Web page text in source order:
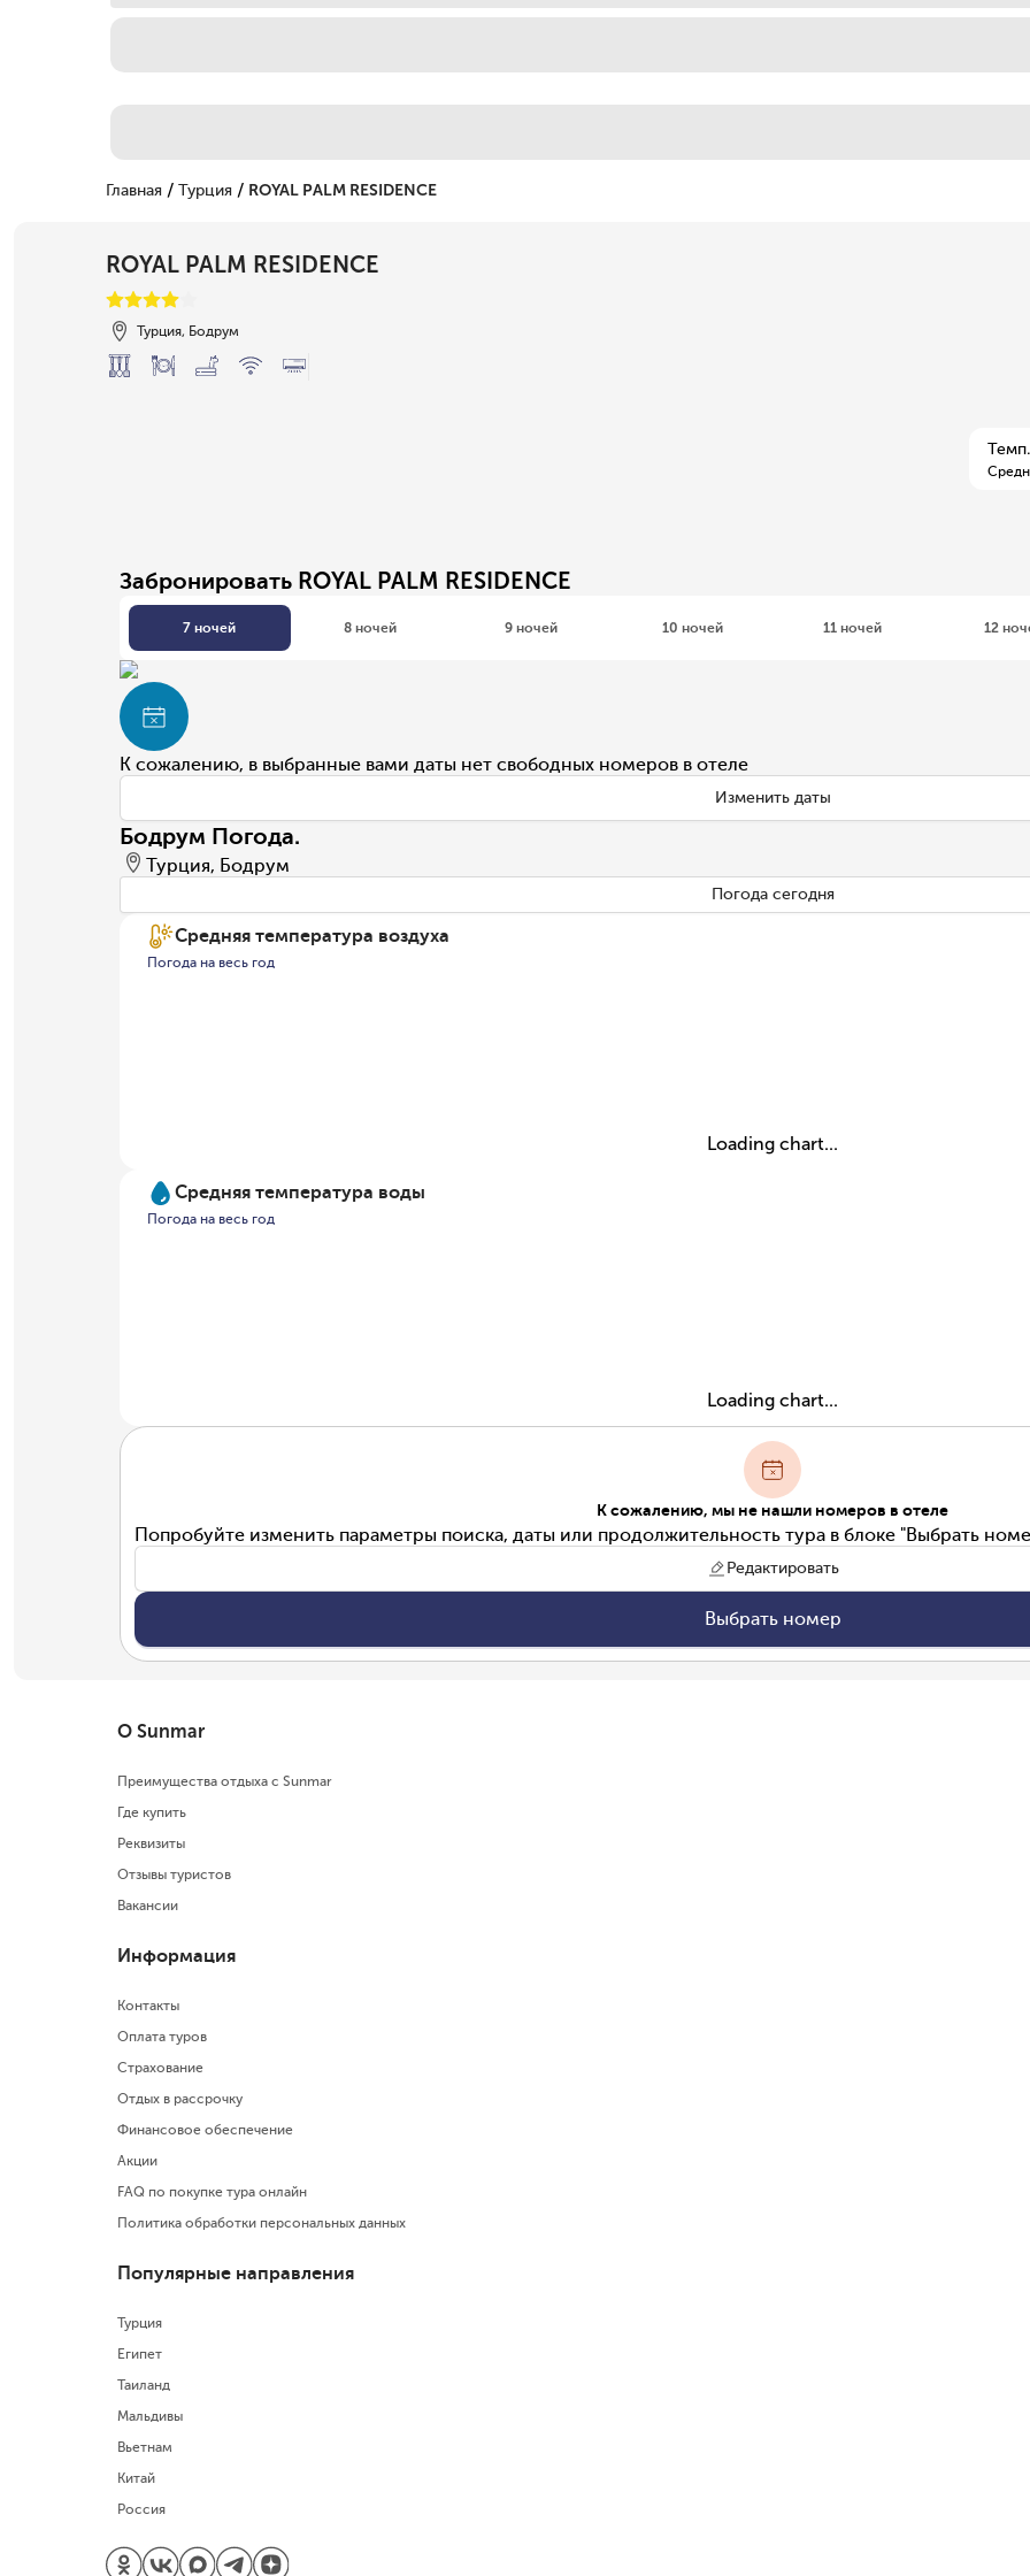
Главная / Турция / ROYAL PALM RESIDENCE
ROYAL PALM RESIDENCE
Турция, Бодрум
Забронировать ROYAL PALM RESIDENCE
7 ночей 8 ночей 9 ночей 10 ночей 11 ночей 12
К сожалению, в выбранные вами даты нет свободных номеров в отеле
Изменить даты
Бодрум Погода.
Турция, Бодрум
Погода сегодня
Средняя температура воздуха
Погода на весь год
Loading chart...
Средняя температура воды
Погода на весь год
Loading chart...
К сожалению, мы не нашли номеров в отеле
Попробуйте изменить параметры поиска, даты или продолжительность тура в блоке "Выбрать
Редактировать
Выбрать номер
О Sunmar
Преимущества отдыха с Sunmar
Где купить
Реквизиты
Отзывы туристов
Вакансии
Информация
Контакты
Оплата туров
Страхование
Отдых в рассрочку
Финансовое обеспечение
Акции
FAQ по покупке тура онлайн
Политика обработки персональных данных
Популярные направления
Турция
Египет
Таиланд
Мальдивы
Вьетнам
Китай
Россия